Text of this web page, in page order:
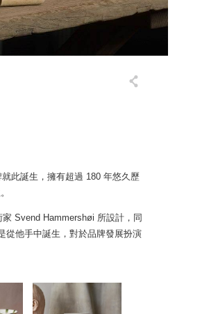
此誕生，擁有超過 180 年悠久歷
Svend Hammershøi 所設計，同
從他手中誕生，對於品牌發展扮演